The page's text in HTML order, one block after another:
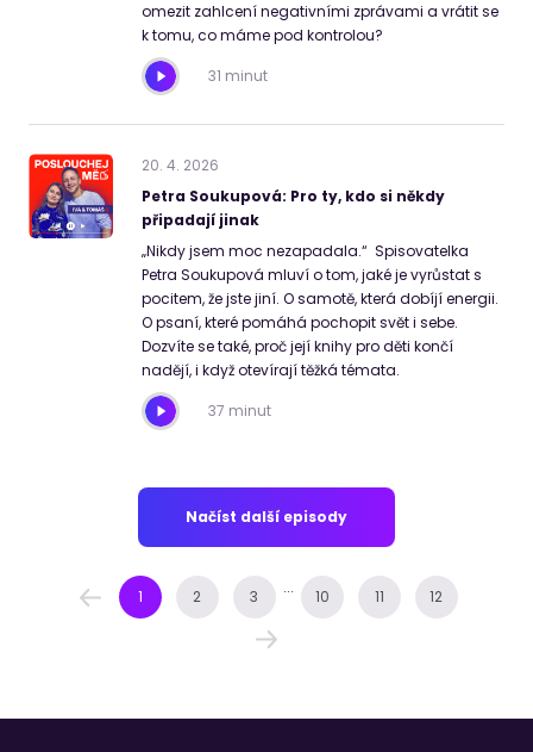
omezit zahlcení negativními zprávami a vrátit se
k tomu, co máme pod kontrolou?
31 minut
20. 4. 2026
Petra Soukupová: Pro ty, kdo si někdy
připadají jinak
„Nikdy jsem moc nezapadala.“ Spisovatelka
Petra Soukupová mluví o tom, jaké je vyrůstat s
pocitem, že jste jiní. O samotě, která dobíjí energii.
O psaní, které pomáhá pochopit svět i sebe.
Dozvíte se také, proč její knihy pro děti končí
nadějí, i když otevírají těžká témata.
37 minut
Načíst další episody
1 2 3 ... 10 11 12